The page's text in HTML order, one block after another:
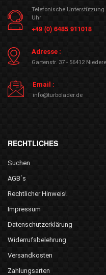
Telefonische Unterstützung
Uhr
+49 (0) 6485 911018
Adresse :
Gartenstr. 37 - 56412
Email :
info@turbolader.de
RECHTLICHES
Suchen
AGB´s
Rechtlicher Hinweis!
Impressum
Datenschutzerklärung
Widerrufsbelehrung
Versandkosten
Zahlungsarten